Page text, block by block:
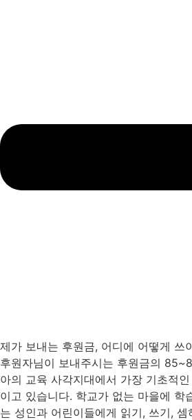
제가 보내는 후원금, 어디에 어떻게 쓰
후원자님이 보내주시는 후원금의
아의 교육 사각지대에서 가장 기초적
이고 있습니다. 학교가 없는 마을에 학
는 성인과 어린이들에게 읽기, 쓰기,